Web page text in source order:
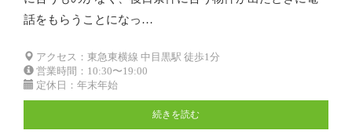
話をもらうことになっ…
アクセス：東急東横線 中目黒駅 徒歩1分
営業時間：10:30〜19:00
定休日：年末年始
続きを読む